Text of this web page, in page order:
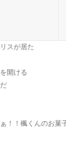
スが居た
開ける
！！楓くんのお菓